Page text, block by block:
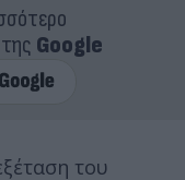
Google
του